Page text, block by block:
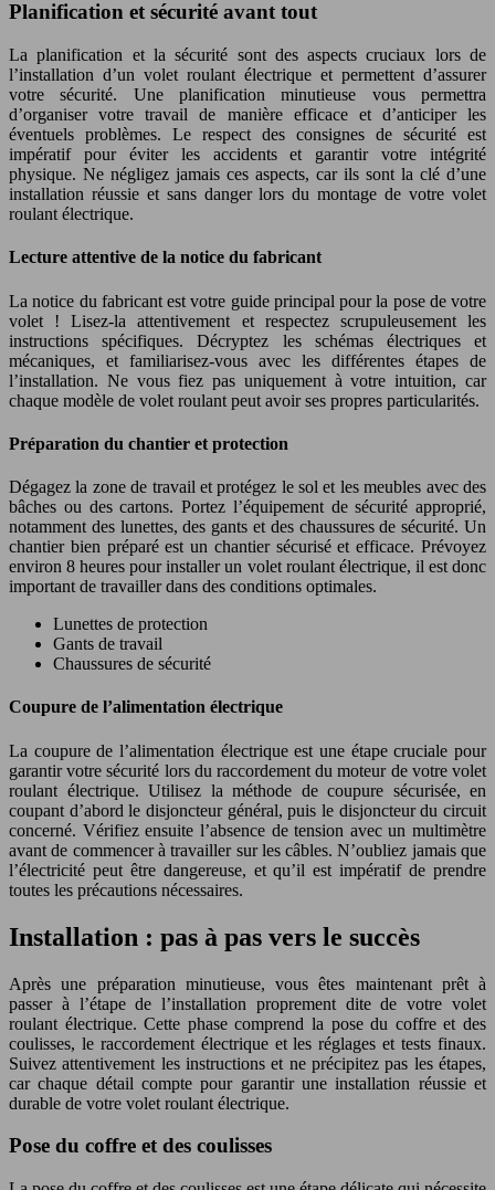
Planification et sécurité avant tout
La planification et la sécurité sont des aspects cruciaux lors de
l’installation d’un volet roulant électrique et permettent d’assurer
votre sécurité. Une planification minutieuse vous permettra
d’organiser votre travail de manière efficace et d’anticiper les
éventuels problèmes. Le respect des consignes de sécurité est
impératif pour éviter les accidents et garantir votre intégrité
physique. Ne négligez jamais ces aspects, car ils sont la clé d’une
installation réussie et sans danger lors du montage de votre volet
roulant électrique.
Lecture attentive de la notice du fabricant
La notice du fabricant est votre guide principal pour la pose de votre
volet ! Lisez-la attentivement et respectez scrupuleusement les
instructions spécifiques. Décryptez les schémas électriques et
mécaniques, et familiarisez-vous avec les différentes étapes de
l’installation. Ne vous fiez pas uniquement à votre intuition, car
chaque modèle de volet roulant peut avoir ses propres particularités.
Préparation du chantier et protection
Dégagez la zone de travail et protégez le sol et les meubles avec des
bâches ou des cartons. Portez l’équipement de sécurité approprié,
notamment des lunettes, des gants et des chaussures de sécurité. Un
chantier bien préparé est un chantier sécurisé et efficace. Prévoyez
environ 8 heures pour installer un volet roulant électrique, il est donc
important de travailler dans des conditions optimales.
Lunettes de protection
Gants de travail
Chaussures de sécurité
Coupure de l’alimentation électrique
La coupure de l’alimentation électrique est une étape cruciale pour
garantir votre sécurité lors du raccordement du moteur de votre volet
roulant électrique. Utilisez la méthode de coupure sécurisée, en
coupant d’abord le disjoncteur général, puis le disjoncteur du circuit
concerné. Vérifiez ensuite l’absence de tension avec un multimètre
avant de commencer à travailler sur les câbles. N’oubliez jamais que
l’électricité peut être dangereuse, et qu’il est impératif de prendre
toutes les précautions nécessaires.
Installation : pas à pas vers le succès
Après une préparation minutieuse, vous êtes maintenant prêt à
passer à l’étape de l’installation proprement dite de votre volet
roulant électrique. Cette phase comprend la pose du coffre et des
coulisses, le raccordement électrique et les réglages et tests finaux.
Suivez attentivement les instructions et ne précipitez pas les étapes,
car chaque détail compte pour garantir une installation réussie et
durable de votre volet roulant électrique.
Pose du coffre et des coulisses